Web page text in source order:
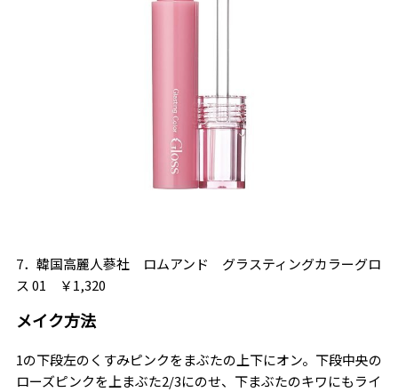
7．韓国高麗人蔘社 ロムアンド グラスティングカラーグロ
ス 01 ￥1,320
メイク方法
1の下段左のくすみピンクをまぶたの上下にオン。下段中央の
ローズピンクを上まぶた2/3にのせ、下まぶたのキワにもライ